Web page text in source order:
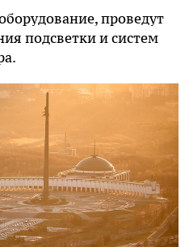
проведут
подсветки и систем